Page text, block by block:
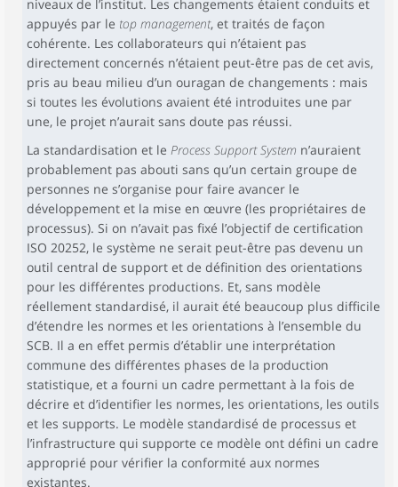
niveaux de l’institut. Les changements étaient conduits et
appuyés par le top management, et traités de façon
cohérente. Les collaborateurs qui n’étaient pas
directement concernés n’étaient peut-être pas de cet avis,
pris au beau milieu d’un ouragan de changements : mais
si toutes les évolutions avaient été introduites une par
une, le projet n’aurait sans doute pas réussi.
La standardisation et le Process Support System n’auraient
probablement pas abouti sans qu’un certain groupe de
personnes ne s’organise pour faire avancer le
développement et la mise en œuvre (les propriétaires de
processus). Si on n’avait pas fixé l’objectif de certification
ISO 20252, le système ne serait peut-être pas devenu un
outil central de support et de définition des orientations
pour les différentes productions. Et, sans modèle
réellement standardisé, il aurait été beaucoup plus difficile
d’étendre les normes et les orientations à l’ensemble du
SCB. Il a en effet permis d’établir une interprétation
commune des différentes phases de la production
statistique, et a fourni un cadre permettant à la fois de
décrire et d’identifier les normes, les orientations, les outils
et les supports. Le modèle standardisé de processus et
l’infrastructure qui supporte ce modèle ont défini un cadre
approprié pour vérifier la conformité aux normes
existantes.